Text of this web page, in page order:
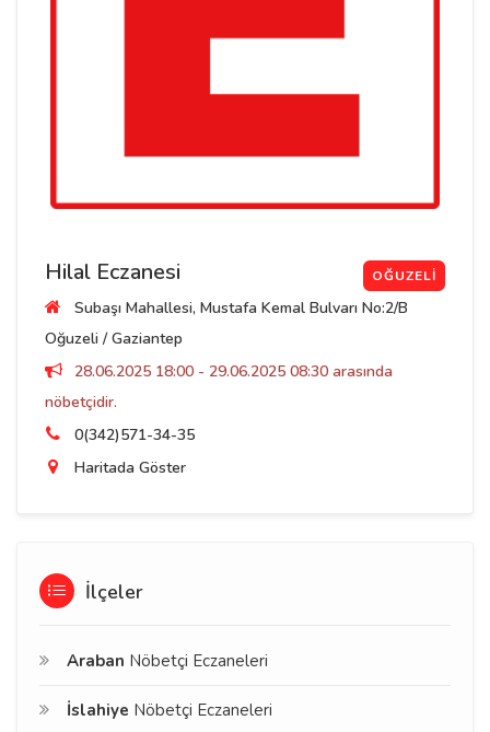
Hilal Eczanesi OĞUZELI
Subaşı Mahallesi, Mustafa Kemal Bulvarı No:2/B
Oğuzeli / Gaziantep
28.06.2025 18:00 - 29.06.2025 08:30 arasında
nöbetçidir.
0(342)571-34-35
Haritada Göster
İlçeler
Araban Nöbetçi Eczaneleri
İslahiye Nöbetçi Eczaneleri